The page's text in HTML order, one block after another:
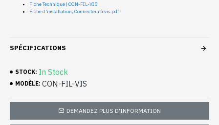
Fiche Technique | CON-FIL-VIS
Fiche d'installation, Connecteur à vis.pdf
SPÉCIFICATIONS
STOCK: In Stock
MODÈLE: CON-FIL-VIS
DEMANDEZ PLUS D'INFORMATION